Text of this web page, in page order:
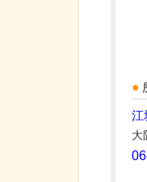
江
大